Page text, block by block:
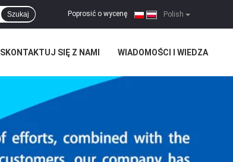
Polish
Poprosić o wycenę |
Szukaj
SKONTAKTUJ SIĘ Z NAMI WIADOMOŚCI I WIEDZA